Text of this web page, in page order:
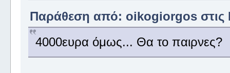
Παράθεση από: oikogiorgos στις
4000ευρα όμως... Θα το παιρνες?